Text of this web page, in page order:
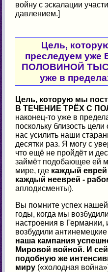
войну с эскалации
давлением.]
Цель,
преследуем
ПОЛОВИНОЙ
уже в
Цель, которую мы
В ТЕЧЕНИЕ ТРЁХ С
наконец-то уже в
поскольку близость
нас усилить наши
десятки раз. Я могу с
что ещё не пройдёт и
займёт подобающее ей
мире, где каждый еврей
каждый нееврей -
аплодисменты).
Вы помните успех
годы, когда мы
настроения в
возбудили
наша кампания
Мировой войной. И
подобную же
миру («холодная